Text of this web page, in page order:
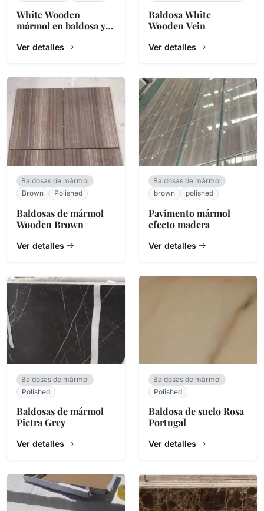
White Wooden
mármol en baldosa y
Ver detalles
Baldosa White
Wooden Vein
Ver detalles
Baldosas de mármol
Brown
Polished
Baldosas de mármol
Wooden Brown
Ver detalles
Baldosas de mármol
brown
polished
Pavimento mármol
efecto madera
Ver detalles
Baldosas de mármol
Polished
Baldosas de mármol
Pietra Grey
Ver detalles
Baldosas de mármol
Polished
Baldosa de suelo Rosa
Portugal
Ver detalles